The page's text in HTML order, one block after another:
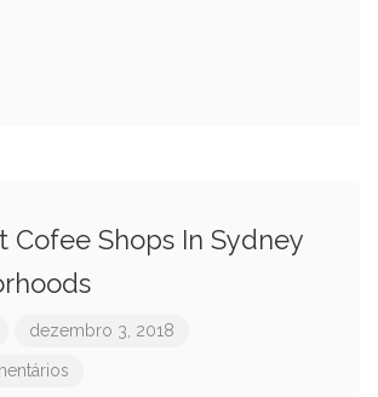
Cofee Shops In Sydney
dezembro 3, 2018